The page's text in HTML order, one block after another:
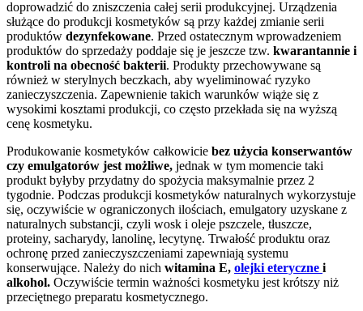
doprowadzić do zniszczenia całej serii produkcyjnej. Urządzenia
służące do produkcji kosmetyków są przy każdej zmianie serii
produktów dezynfekowane. Przed ostatecznym wprowadzeniem
produktów do sprzedaży poddaje się je jeszcze tzw. kwarantannie i
kontroli na obecność bakterii. Produkty przechowywane są
również w sterylnych beczkach, aby wyeliminować ryzyko
zanieczyszczenia. Zapewnienie takich warunków wiąże się z
wysokimi kosztami produkcji, co często przekłada się na wyższą
cenę kosmetyku.
Produkowanie kosmetyków całkowicie bez użycia konserwantów
czy emulgatorów jest możliwe, jednak w tym momencie taki
produkt byłyby przydatny do spożycia maksymalnie przez 2
tygodnie. Podczas produkcji kosmetyków naturalnych wykorzystuje
się, oczywiście w ograniczonych ilościach, emulgatory uzyskane z
naturalnych substancji, czyli wosk i oleje pszczele, tłuszcze,
proteiny, sacharydy, lanolinę, lecytynę. Trwałość produktu oraz
ochronę przed zanieczyszczeniami zapewniają systemu
konserwujące. Należy do nich witamina E, olejki eteryczne i
alkohol. Oczywiście termin ważności kosmetyku jest krótszy niż
przeciętnego preparatu kosmetycznego.